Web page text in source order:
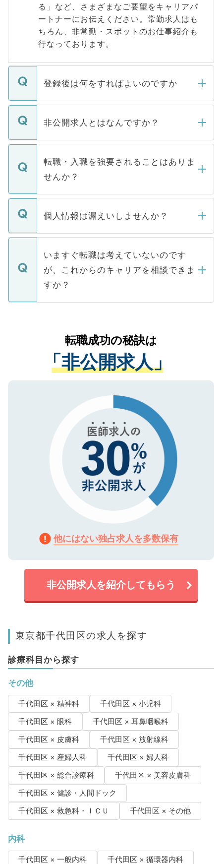
る」など、さまざまなご要望をキャリアパ
ートナーにお伝えください。常勤求人はも
ちろん、非常勤・スポットのお仕事紹介も
行なっております。
登録後は何をすればよいのですか
ご登録いただきましたら、弊社担当者がご
登録内容を確認し、その後メールもしくは
ます。通常、5営業日以内にはご連絡をせて
いただきますので、しばらくお待ちくださ
非公開求人とはなんですか？
マイナビDOCTORで取り扱っている求人の
うち約3割は、Webサイトからご覧いただ
けない「非公開求人」です。非公開求人は
下記の理由によって、一般には公開してい
ません。
■応募殺到を避けるため 人気のある医療機
関を公にしてしまうと、応募が殺到する場
に、医療機関が求める条件に合った人材の
みを人材紹介会社に依頼するケースが増え
ています。
転職・入職を強要されることはありま
せんか？
転職・入職を強要することは一切ありませ
ん。また、仮に応募先から内定をいただい
定を承諾する必要はありません。内定先へ
の辞退の連絡はキャリアパートナーが行い
個人情報は漏えいしませんか？
個人情報が漏えいすることはありませんの
で、ご安心ください。当サイトからの登録
などで収集したご登録者様の個人情報は、
ご本人のキャリアアップおよび転職活動の
支援を目的に使用いたします。お預かりし
ているすべての個人データはご本人の許可
は、個人情報の取り扱いについての厳密な
管理基準を満たした事業者のみに付与され
る、プライバシーマークを取得済みです。
で、機密保持に関してもご安心ください。
いますぐ転職は考えていないのです
が、これからのキャリアを相談できま
すか？
かがいして、現在の医療機関の状況や紹介
経験をまじえながら、適切なアドバイスを
させていただきます。すぐにご転職をされ
ない方には、長期的なサポートが可能です
ので、まずはご登録ください。
転職成功の秘訣は
「非公開求人」
他にはない独占求人を多数保有
非公開求人を紹介してもらう
東京都千代田区の求人を探す
診療科目から探す
その他
千代田区 × 精神科
千代田区 × 小児科
千代田区 × 眼科
千代田区 × 耳鼻咽喉科
千代田区 × 皮膚科
千代田区 × 放射線科
千代田区 × 産婦人科
千代田区 × 婦人科
千代田区 × 総合診療科
千代田区 × 美容皮膚科
千代田区 × 健診・人間ドック
千代田区 × 救急科・ＩＣＵ
千代田区 × その他
内科
千代田区 × 一般内科 千代田区 × 循環器内科